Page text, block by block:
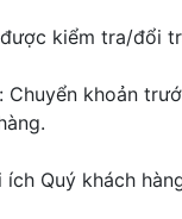
kiểm tra/đổi
Chuyển khoản
Quý khách